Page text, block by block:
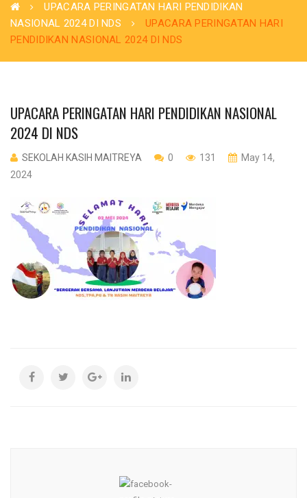
UPACARA PERINGATAN HARI PENDIDIKAN
NASIONAL 2024 DI NDS
UPACARA PERINGATAN HARI
PENDIDIKAN NASIONAL 2024 DI NDS
UPACARA PERINGATAN HARI PENDIDIKAN NASIONAL
2024 DI NDS
SEKOLAH KASIH MAITREYA 0 131
May 14,
2024